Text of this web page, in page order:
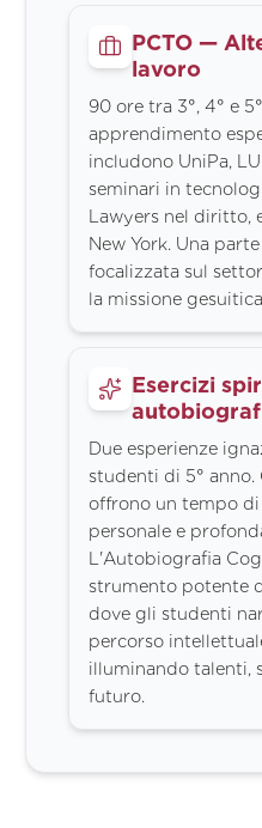
PCTO —
lavoro
90 ore tra 3°, 4° e
apprendimento
includono UniPa,
seminari in
Lawyers nel diritto,
New York. Una
focalizzata sul
la missione
Esercizi
Due esperienze
studenti di 5°
offrono un tempo
personale e
L'Autobiografia
strumento potente
dove gli studenti
percorso
illuminando talenti,
futuro.